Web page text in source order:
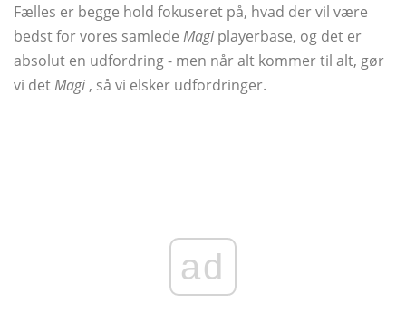
Fælles er begge hold fokuseret på, hvad der vil være
bedst for vores samlede Magi playerbase, og det er
absolut en udfordring - men når alt kommer til alt, gør
vi detMagi , så vi elsker udfordringer.
ad